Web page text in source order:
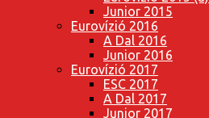
Junior 2015
Eurovízió 2016
A Dal 2016
Junior 2016
Eurovízió 2017
ESC 2017
A Dal 2017
Junior 2017